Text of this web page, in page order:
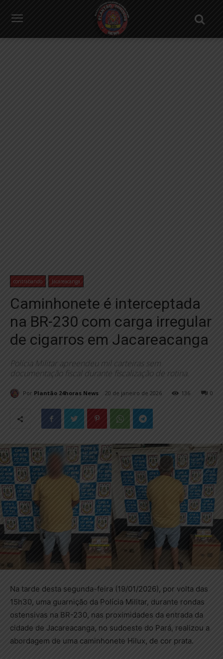
contrabando Jacareacanga
Caminhonete é interceptada
na BR-230 com carga irregular
de cigarros em Jacareacanga
Polícia Militar apreendeu mil carteiras sem
documentação fiscal durante fiscalização de rotina.
Por Plantão 24horas News 20 de janeiro de 2026 0
136
Na tarde desta segunda-feira (19/01/2026), por volta das
15h30, uma guarnição da Polícia Militar, durante rondas
ostensivas na BR-230, nas proximidades da entrada da
cidade de Jacareacanga, no sudoeste do Pará, realizou a
abordagem de uma caminhonete Hilux, de cor prata.